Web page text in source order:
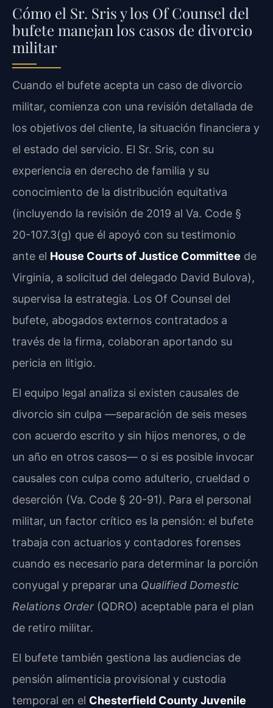
Cómo el Sr. Sris y los Of Counsel del
bufete manejan los casos de divorcio
militar
Cuando el bufete acepta un caso de divorcio
militar, comienza con una revisión detallada de
los objetivos del cliente, la situación financiera y
el estado del servicio. El Sr. Sris, con su
experiencia en derecho de familia y su
conocimiento de la distribución equitativa
(incluyendo la revisión de 2019 al Va. Code §
20-107.3(g) que él apoyó con su testimonio
ante el House Courts of Justice Committee de
Virginia, a solicitud del delegado David Bulova),
supervisa la estrategia. Los Of Counsel del
bufete, abogados externos contratados a
través de la firma, colaboran aportando su
pericia en litigio.
El equipo legal analiza si existen causales de
divorcio sin culpa —separación de seis meses
con acuerdo escrito y sin hijos menores, o de
un año en otros casos— o si es posible invocar
causales con culpa como adulterio, crueldad o
deserción (Va. Code § 20-91). Para el personal
militar, un factor crítico es la pensión: el bufete
trabaja con actuarios y contadores forenses
cuando es necesario para determinar la porción
conyugal y preparar una Qualified Domestic
Relations Order (QDRO) aceptable para el plan
de retiro militar.
El bufete también gestiona las audiencias de
pensión alimenticia provisional y custodia
temporal en el Chesterfield County Juvenile